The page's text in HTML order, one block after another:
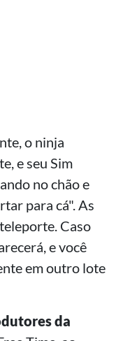
o ninja
e seu Sim
no chão e
para cá". As
Caso
e você
em outro lote
da